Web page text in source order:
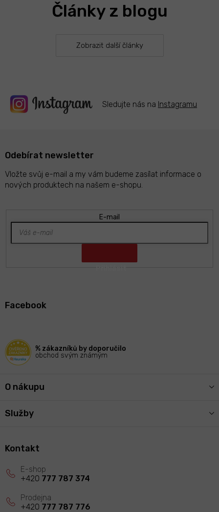
d
a
p
p
Články z blogu
Zobrazit další články
Sledujte nás na Instagramu
Odebírat newsletter
Vložte svůj e-mail a my vám budeme zasílat informace o
nových produktech na našem e-shopu.
E-mail
Facebook
% zákazníků by doporučilo
obchod svým známým
O nákupu
Služby
Kontakt
+420 777 787 374
+420 777 787 776